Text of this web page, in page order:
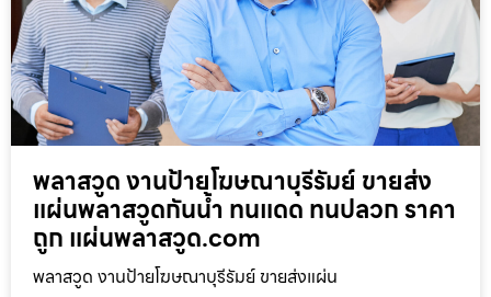
พลาสวูด งานป้ายโฆษณาบุรีรัมย์ ขายส่ง
แผ่นพลาสวูดกันน้ำ ทนแดด ทนปลวก ราคา
ถูก แผ่นพลาสวูด.com
พลาสวูด งานป้ายโฆษณาบุรีรัมย์ ขายส่งแผ่น